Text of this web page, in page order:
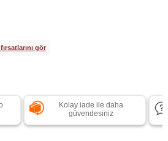
gör
Kolay iade ile daha
güvendesiniz